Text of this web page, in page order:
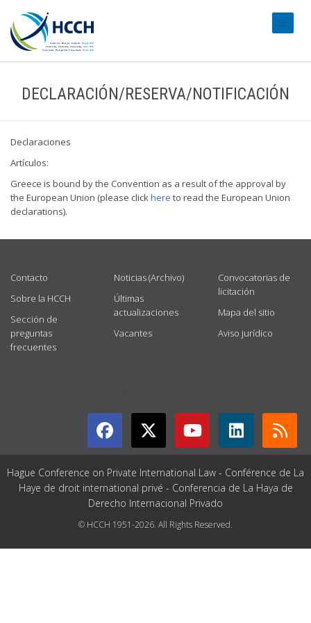
DECLARACIÓN/RESERVA/NOTIFICACIÓN
Declaraciones
Artículos:
Greece is bound by the Convention as a result of the approval by
the European Union (please clickhere to read the European Union
declarations).
Contacto
Sobre la HCCH
Sección de
preguntas
frecuentes
Noticias (Archivo)
Últimas
actualizaciones
Vacantes
Convocatorias de
licitación
Mapa del sitio
Aviso jurídico
Hague Conference on Private International Law - Conférence de La
Haye de droit international privé - Conferencia de La Haya de
Derecho Internacional Privado
© HCCH 1951-2026. All Rights Reserved.